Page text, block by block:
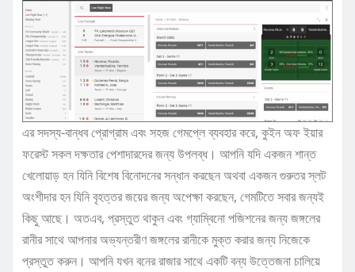
এর সদস্য-বান্ধব প্রোগ্রাম এবং সহজ গেমপ্লে ব্যবহার করে, কুইন অফ ইয়ার
ফরেস্ট সকল দক্ষতার পেশাদারদের জন্য উপলব্ধ। আপনি যদি একজন শান্ত
খেলোয়াড় হন যিনি বিশেষ বিনোদনের সন্ধান করছেন অথবা একজন গুরুতর স্লট
অংশীদার হন যিনি বৃহত্তর জয়ের জন্য অপেক্ষা করছেন, গেমটিতে সবার জন্যই
কিছু আছে। অতএব, প্রস্তুত থাকুন এবং গ্যাম্বিনো পজিশনের জন্য জঙ্গলের
রানীর সাথে আপনার অভ্যন্তরীণ জঙ্গলের রানীকে মুক্ত করার জন্য নিজেকে
প্রস্তুত করুন। আপনি যখন বনের রাজার সাথে একটি বন্য উত্তেজনা চালিয়ে